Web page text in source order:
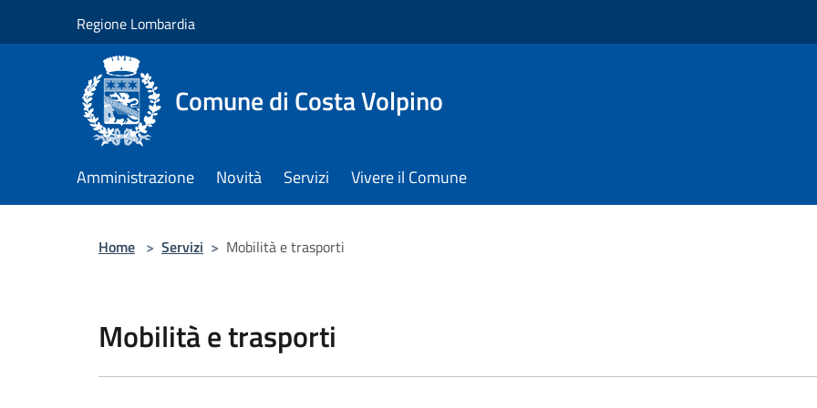
Regione Lombardia
Comune di Costa Volpino
Amministrazione Novità Servizi Vivere il Comune
Home > Servizi > Mobilità e trasporti
Mobilità e trasporti